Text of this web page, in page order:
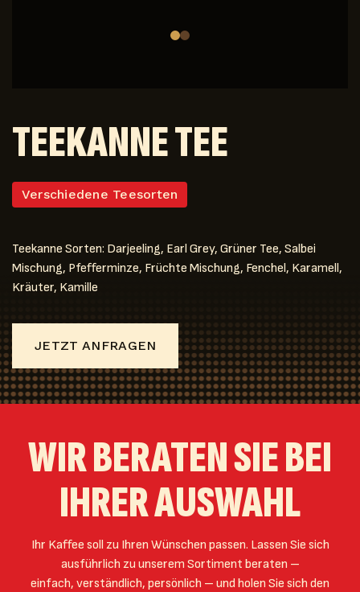
TEEKANNE TEE
Verschiedene Teesorten
Teekanne Sorten: Darjeeling, Earl Grey, Grüner Tee, Salbei
Mischung, Pfefferminze, Früchte Mischung, Fenchel, Karamell,
Kräuter, Kamille
JETZT ANFRAGEN
WIR BERATEN SIE BEI
IHRER AUSWAHL
Ihr Kaffee soll zu Ihren Wünschen passen. Lassen Sie sich
ausführlich zu unserem Sortiment beraten –
einfach, verständlich, persönlich – und holen Sie sich den